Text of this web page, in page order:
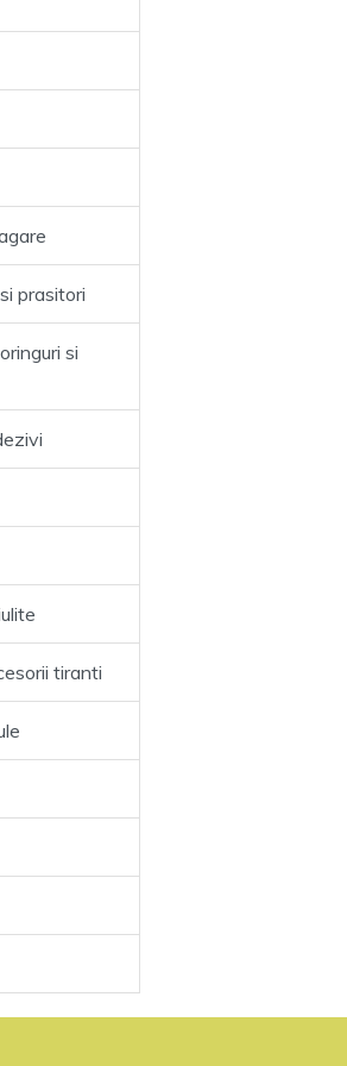
prasitori
si
tiranti